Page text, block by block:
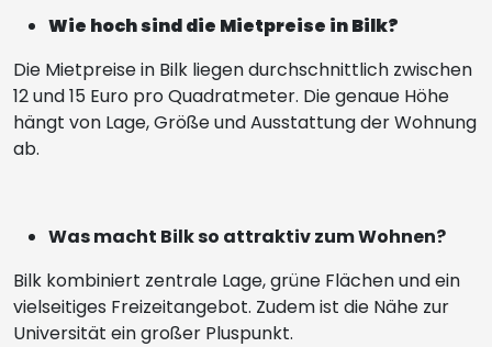
Wie hoch sind die Mietpreise in Bilk?
Die Mietpreise in Bilk liegen durchschnittlich zwischen
12 und 15 Euro pro Quadratmeter. Die genaue Höhe
hängt von Lage, Größe und Ausstattung der Wohnung
ab.
Was macht Bilk so attraktiv zum Wohnen?
Bilk kombiniert zentrale Lage, grüne Flächen und ein
vielseitiges Freizeitangebot. Zudem ist die Nähe zur
Universität ein großer Pluspunkt.